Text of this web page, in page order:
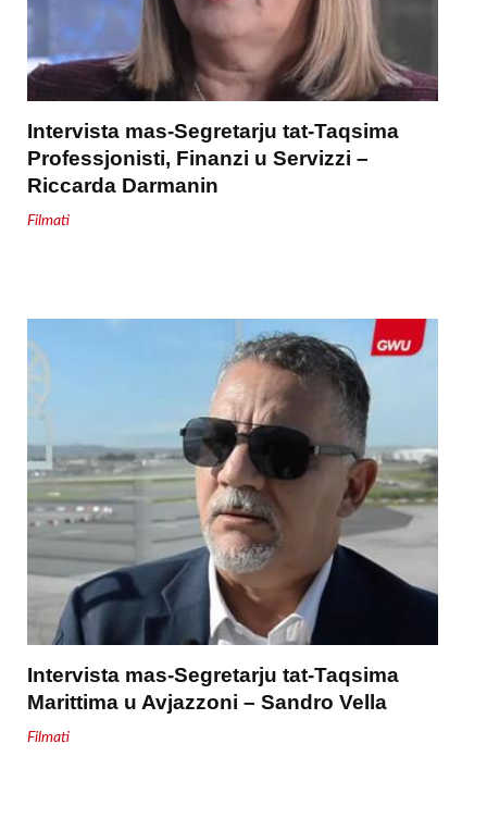
Intervista mas-Segretarju tat-Taqsima
Professjonisti, Finanzi u Servizzi –
Riccarda Darmanin
Filmati
Intervista mas-Segretarju tat-Taqsima
Marittima u Avjazzoni – Sandro Vella
Filmati